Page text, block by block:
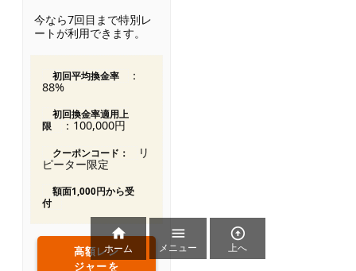
今なら7回目まで特別レ
ートが利用できます。
初回平均換金率 ：
88%
初回換金率適用上
限
：100,000円
クーポンコード： リ
ピーター限定
額面1,000円から受
付
高額レン
ジャーを

ホーム

メニュー

上へ